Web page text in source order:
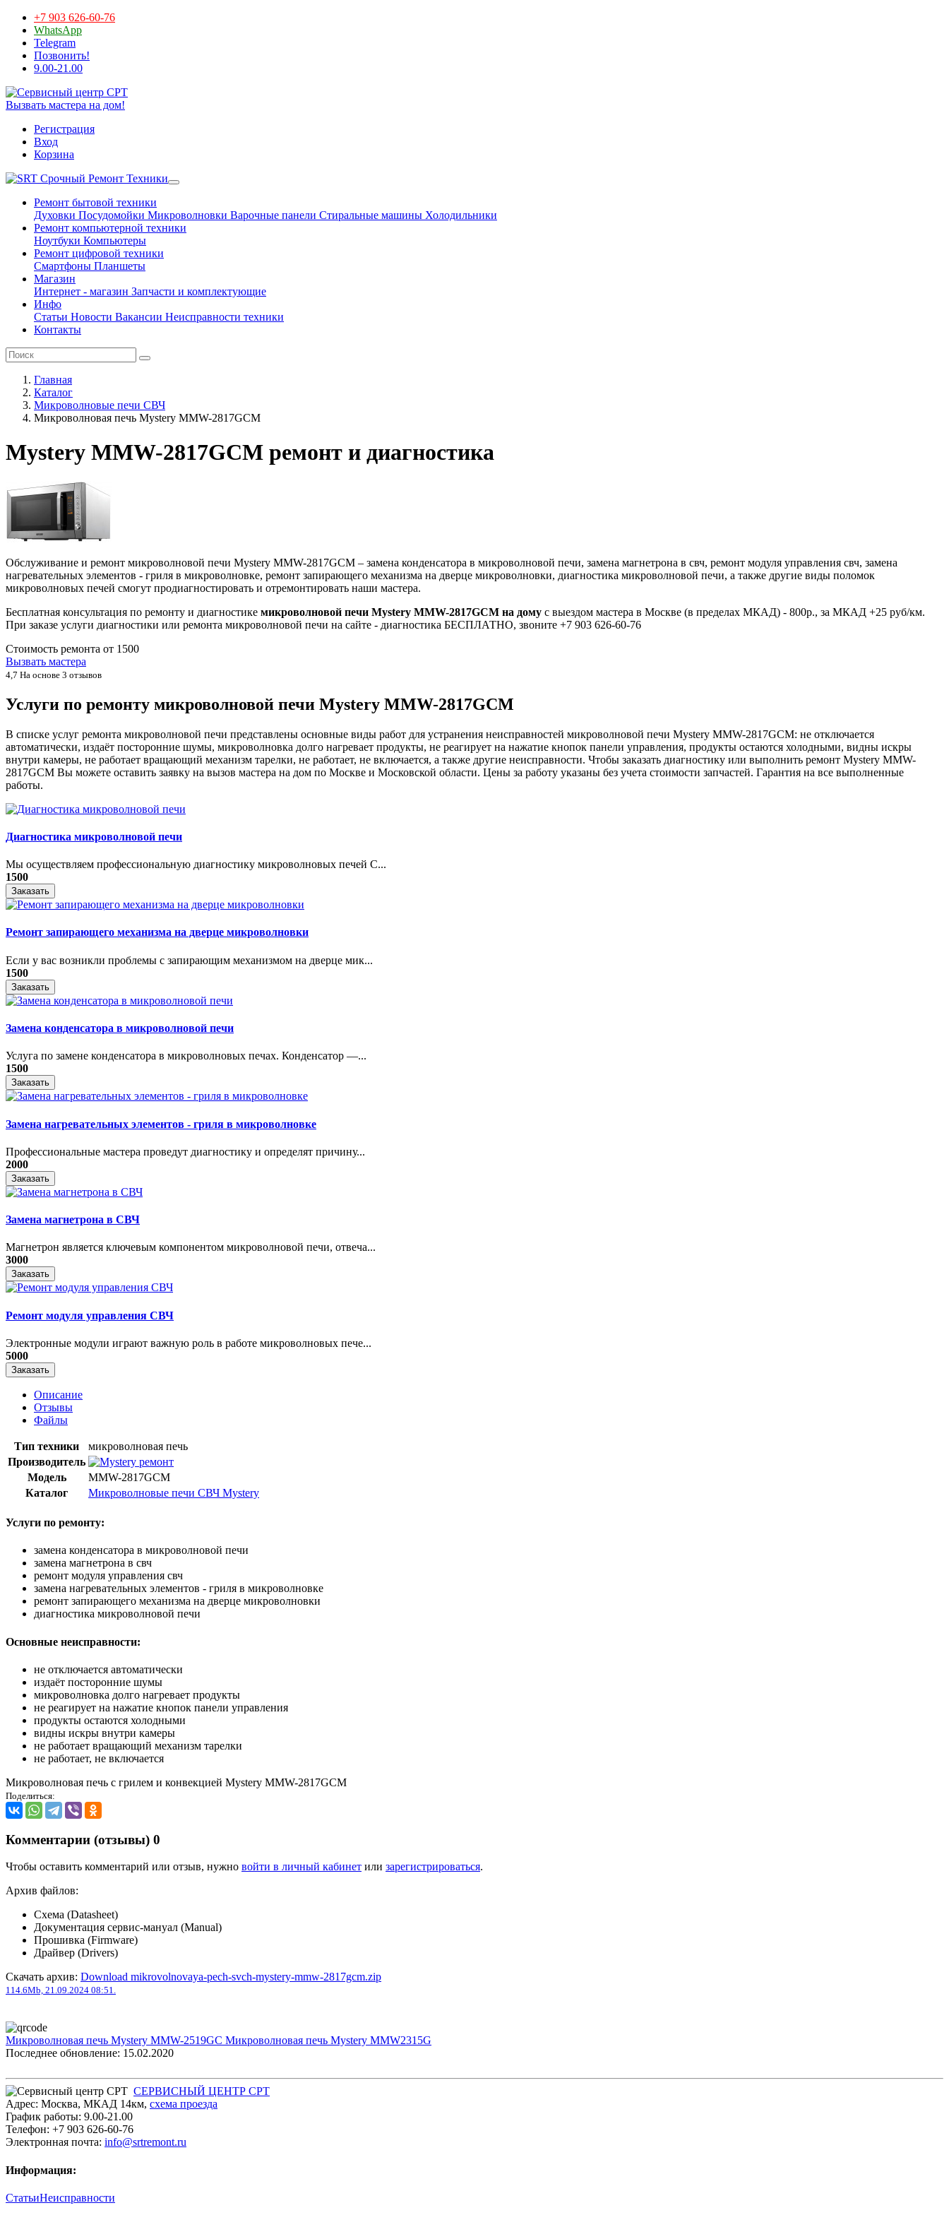
+7 903 626-60-76
WhatsApp
Telegram
Позвонить!
9.00-21.00
Вызвать мастера на дом!
Регистрация
Вход
Корзина
Срочный Ремонт Техники
Ремонт бытовой техники
Духовки Посудомойки Микроволновки Варочные панели Стиральные машины Холодильники
Ремонт компьютерной техники
Ноутбуки Компьютеры
Ремонт цифровой техники
Смартфоны Планшеты
Магазин
Интернет - магазин Запчасти и комплектующие
Инфо
Статьи Новости Вакансии Неисправности техники
Контакты
Главная
Каталог
Микроволновые печи СВЧ
Микроволновая печь Mystery MMW-2817GCM
Mystery MMW-2817GCM ремонт и диагностика
Обслуживание и ремонт микроволновой печи Mystery MMW-2817GCM – замена конденсатора в микроволновой печи, замена магнетрона в свч, ремонт модуля управления свч, замена
нагревательных элементов - гриля в микроволновке, ремонт запирающего механизма на дверце микроволновки, диагностика микроволновой печи, а также другие виды поломок
микроволновых печей смогут продиагностировать и отремонтировать наши мастера.
Бесплатная консультация по ремонту и диагностике микроволновой печи Mystery MMW-2817GCM на дому с выездом мастера в Москве (в пределах МКАД) - 800р., за МКАД +25 руб/км.
При заказе услуги диагностики или ремонта микроволновой печи на сайте - диагностика БЕСПЛАТНО, звоните +7 903 626-60-76
Стоимость ремонта от 1500
Вызвать мастера
4,7 На основе 3 отзывов
Услуги по ремонту микроволновой печи Mystery MMW-2817GCM
В списке услуг ремонта микроволновой печи представлены основные виды работ для устранения неисправностей микроволновой печи Mystery MMW-2817GCM: не отключается
автоматически, издаёт посторонние шумы, микроволновка долго нагревает продукты, не реагирует на нажатие кнопок панели управления, продукты остаются холодными, видны искры
внутри камеры, не работает вращающий механизм тарелки, не работает, не включается, а также другие неисправности. Чтобы заказать диагностику или выполнить ремонт Mystery MMW-
2817GCM Вы можете оставить заявку на вызов мастера на дом по Москве и Московской области. Цены за работу указаны без учета стоимости запчастей. Гарантия на все выполненные
работы.
Диагностика микроволновой печи
Мы осуществляем профессиональную диагностику микроволновых печей С...
1500
Заказать
Ремонт запирающего механизма на дверце микроволновки
Если у вас возникли проблемы с запирающим механизмом на дверце мик...
1500
Заказать
Замена конденсатора в микроволновой печи
Услуга по замене конденсатора в микроволновых печах. Конденсатор —...
1500
Заказать
Замена нагревательных элементов - гриля в микроволновке
Профессиональные мастера проведут диагностику и определят причину...
2000
Заказать
Замена магнетрона в СВЧ
Магнетрон является ключевым компонентом микроволновой печи, отвеча...
3000
Заказать
Ремонт модуля управления СВЧ
​Электронные модули играют важную роль в работе микроволновых пече...
5000
Заказать
Описание
Отзывы
Файлы
Тип техники
микроволновая печь
Производитель
Модель
MMW-2817GCM
Каталог
Микроволновые печи СВЧ Mystery
Услуги по ремонту:
замена конденсатора в микроволновой печи
замена магнетрона в свч
ремонт модуля управления свч
замена нагревательных элементов - гриля в микроволновке
ремонт запирающего механизма на дверце микроволновки
диагностика микроволновой печи
Основные неисправности:
не отключается автоматически
издаёт посторонние шумы
микроволновка долго нагревает продукты
не реагирует на нажатие кнопок панели управления
продукты остаются холодными
видны искры внутри камеры
не работает вращающий механизм тарелки
не работает, не включается
Микроволновая печь с грилем и конвекцией Mystery MMW-2817GCM
Поделиться:
Комментарии (отзывы) 0
Чтобы оставить комментарий или отзыв, нужно войти в личный кабинет или зарегистрироваться.
Архив файлов:
Схема (Datasheet)
Документация сервис-мануал (Manual)
Прошивка (Firmware)
Драйвер (Drivers)
Скачать архив: Download mikrovolnovaya-pech-svch-mystery-mmw-2817gcm.zip
114.6Mb, 21.09.2024 08:51.
Микроволновая печь Mystery MMW-2519GC Микроволновая печь Mystery MMW2315G
Последнее обновление: 15.02.2020
СЕРВИСНЫЙ ЦЕНТР СРТ
Адрес: Москва, МКАД 14км, cхема проезда
График работы: 9.00-21.00
Телефон: +7 903 626-60-76
Электронная почта: info@srtremont.ru
Информация:
СтатьиНеисправности